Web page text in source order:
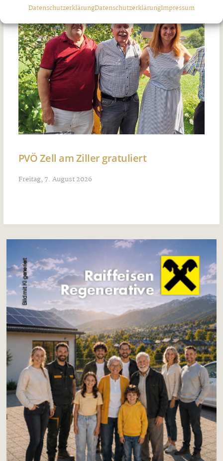
DatenschutzerklärungDatenschutzerklärungImpressum
PVÖ Zell am Ziller gratuliert
Freitag, 7. August 2026